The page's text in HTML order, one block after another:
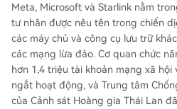
Meta, Microsoft và Starlink nằm
tư nhân được nêu tên trong chiến
các máy chủ và công cụ lưu trữ
các mạng lừa đảo. Cơ quan chức
hơn 1,4 triệu tài khoản mạng xã hội
ngắt hoạt động, và Trung tâm
của Cảnh sát Hoàng gia Thái Lan